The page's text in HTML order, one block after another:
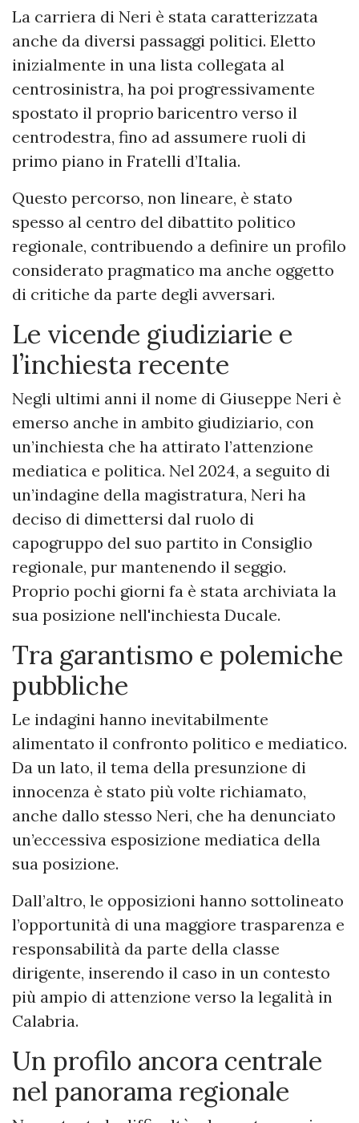
La carriera di Neri è stata caratterizzata
anche da diversi passaggi politici. Eletto
inizialmente in una lista collegata al
centrosinistra, ha poi progressivamente
spostato il proprio baricentro verso il
centrodestra, fino ad assumere ruoli di
primo piano in Fratelli d’Italia.
Questo percorso, non lineare, è stato
spesso al centro del dibattito politico
regionale, contribuendo a definire un profilo
considerato pragmatico ma anche oggetto
di critiche da parte degli avversari.
Le vicende giudiziarie e
l’inchiesta recente
Negli ultimi anni il nome di Giuseppe Neri è
emerso anche in ambito giudiziario, con
un’inchiesta che ha attirato l’attenzione
mediatica e politica. Nel 2024, a seguito di
un’indagine della magistratura, Neri ha
deciso di dimettersi dal ruolo di
capogruppo del suo partito in Consiglio
regionale, pur mantenendo il seggio.
Proprio pochi giorni fa è stata archiviata la
sua posizione nell'inchiesta Ducale.
Tra garantismo e polemiche
pubbliche
Le indagini hanno inevitabilmente
alimentato il confronto politico e mediatico.
Da un lato, il tema della presunzione di
innocenza è stato più volte richiamato,
anche dallo stesso Neri, che ha denunciato
un’eccessiva esposizione mediatica della
sua posizione.
Dall’altro, le opposizioni hanno sottolineato
l’opportunità di una maggiore trasparenza e
responsabilità da parte della classe
dirigente, inserendo il caso in un contesto
più ampio di attenzione verso la legalità in
Calabria.
Un profilo ancora centrale
nel panorama regionale